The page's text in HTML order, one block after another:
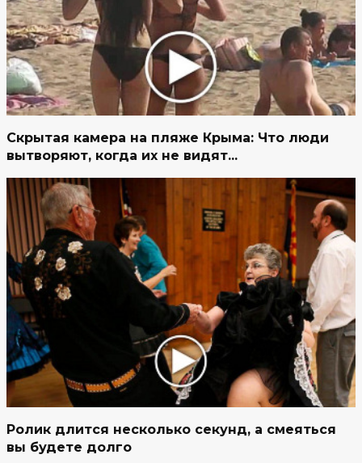
Скрытая камера на пляже Крыма: Что люди
вытворяют, когда их не видят...
Ролик длится несколько секунд, а смеяться
вы будете долго